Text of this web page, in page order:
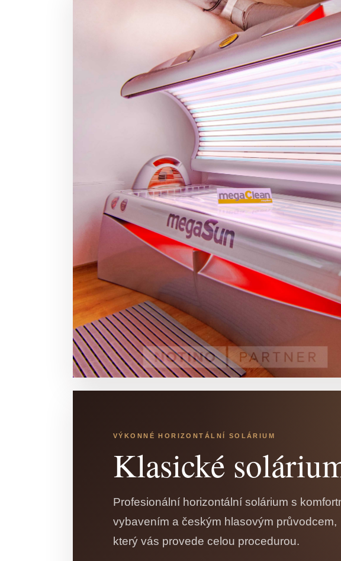
VÝKONNÉ HORIZONTÁLNÍ SOLÁRIUM
Klasické
Profesionální horizontální solárium s
vybavením a českým hlasovým průvodcem,
který vás provede celou procedurou.